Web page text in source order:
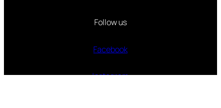
Follow us
Facebook
Instagram